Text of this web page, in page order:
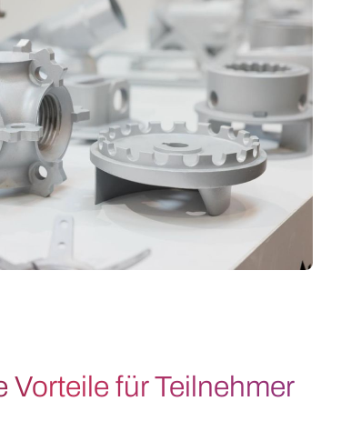
Vorteile für Teilnehmer